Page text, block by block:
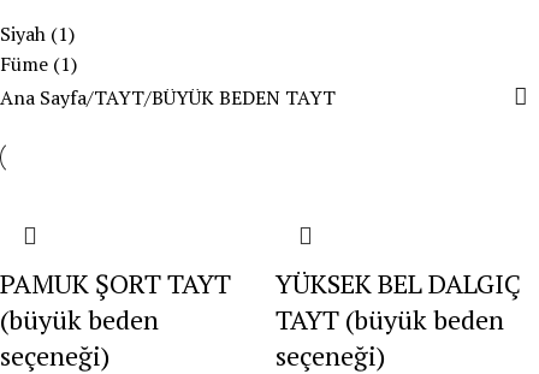
Siyah (1)
Füme (1)
Ana Sayfa TAYT BÜYÜK BEDEN TAYT
PAMUK ŞORT TAYT
(büyük beden
seçeneği)
YÜKSEK BEL DALGIÇ
TAYT (büyük beden
seçeneği)